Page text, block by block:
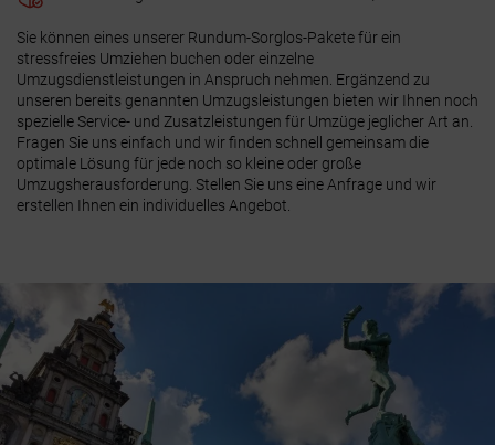
Sie können eines unserer Rundum-Sorglos-Pakete für ein
stressfreies Umziehen buchen oder einzelne
Umzugsdienstleistungen in Anspruch nehmen. Ergänzend zu
unseren bereits genannten Umzugsleistungen bieten wir Ihnen noch
spezielle Service- und Zusatzleistungen für Umzüge jeglicher Art an.
Fragen Sie uns einfach und wir finden schnell gemeinsam die
optimale Lösung für jede noch so kleine oder große
Umzugsherausforderung. Stellen Sie uns eine Anfrage und wir
erstellen Ihnen ein individuelles Angebot.